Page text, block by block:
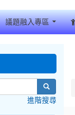
議題融入專區
search
進階搜尋